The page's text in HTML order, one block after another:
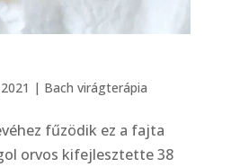
| Bach virágterápia
fűzödik ez a fajta
orvos kifejlesztette 38